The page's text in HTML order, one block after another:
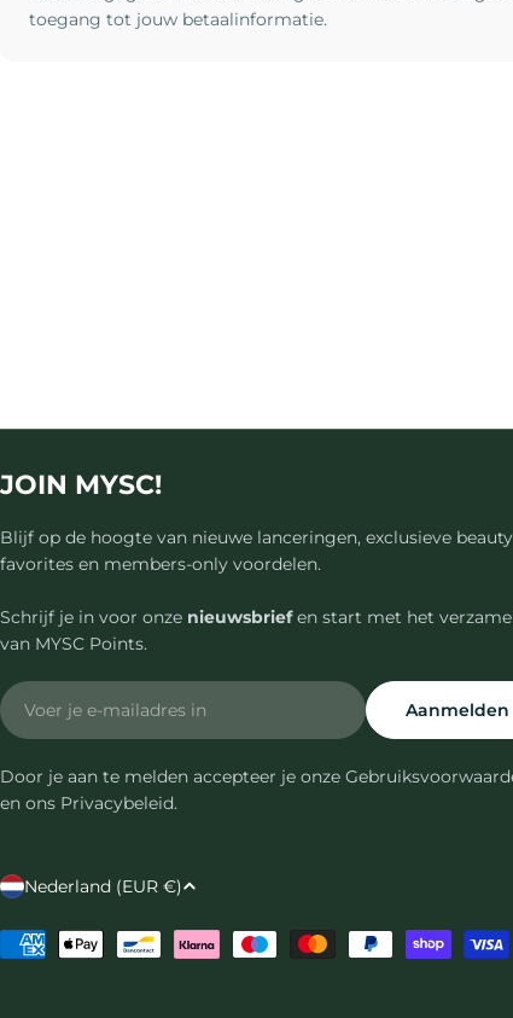
toegang tot jouw betaalinformatie.
JOIN MYSC!
Blijf op de hoogte van nieuwe lanceringen, exclusieve beauty
favorites en members-only voordelen.
Schrijf je in voor onze nieuwsbriefen start met het
van MYSC Points.
Email
Aanmelden
Door je aan te melden accepteer je onze
en ons Privacybeleid.
L
a
Nederland (EUR €)
Betaalmethoden